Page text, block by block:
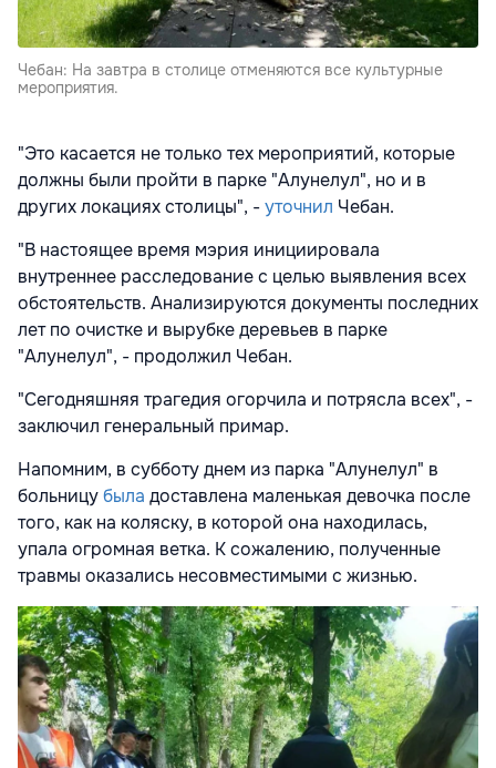
Чебан: На завтра в столице отменяются все культурные
мероприятия.
"Это касается не только тех мероприятий, которые
должны были пройти в парке "Алунелул", но и в
других локациях столицы", -уточнил Чебан.
"В настоящее время мэрия инициировала
внутреннее расследование с целью выявления всех
обстоятельств. Анализируются документы последних
лет по очистке и вырубке деревьев в парке
"Алунелул", - продолжил Чебан.
"Сегодняшняя трагедия огорчила и потрясла всех", -
заключил генеральный примар.
Напомним, в субботу днем из парка "Алунелул" в
больницубыла доставлена маленькая девочка после
того, как на коляску, в которой она находилась,
упала огромная ветка. К сожалению, полученные
травмы оказались несовместимыми с жизнью.